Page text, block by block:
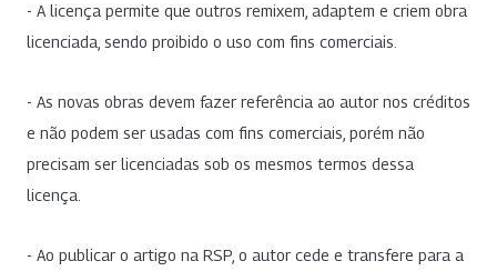
- A licença permite que outros remixem, adaptem e criem obra
licenciada, sendo proibido o uso com fins comerciais.
- As novas obras devem fazer referência ao autor nos créditos
e não podem ser usadas com fins comerciais, porém não
precisam ser licenciadas sob os mesmos termos dessa
licença.
- Ao publicar o artigo na RSP, o autor cede e transfere para a